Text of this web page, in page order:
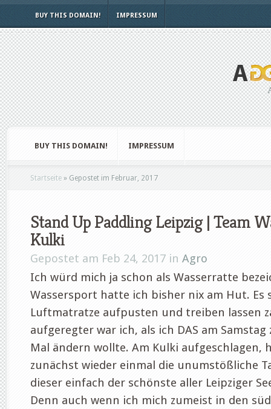
BUY THIS DOMAIN! IMPRESSUM
BUY THIS DOMAIN! IMPRESSUM
Startseite » Gepostet im Februar, 2017
Stand Up Paddling Leipzig | Team
Kulki
Gepostet am Feb 24, 2017 in Agro
Ich würd mich ja schon als Wasserratte
Wassersport hatte ich bisher nix am Hut. Es
Luftmatratze aufpusten und treiben lassen
aufgeregter war ich, als ich DAS am
Mal ändern wollte. Am Kulki aufgeschlagen,
zunächst wieder einmal die unumstößliche
dieser einfach der schönste aller Leipziger
Denn auch wenn ich mich zumeist in den